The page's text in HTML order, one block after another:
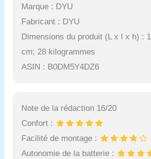
Marque : DYU
Fabricant : DYU
Dimensions du produit (L x l x h) :
cm; 28 kilogrammes
ASIN : B0DM5Y4DZ6
Note de la rédaction 16/20
Confort :
Facilité de montage :
Autonomie de la batterie :